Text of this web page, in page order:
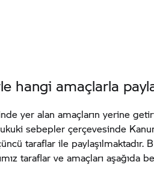
hangi amaçlarla
yer alan amaçların yerine
sebepler çerçevesinde
taraflar ile paylaşılmaktadır.
taraflar ve amaçları aşağıda